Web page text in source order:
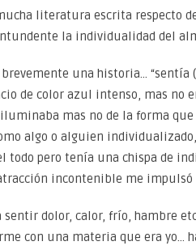
literatura escrita respecto
la individualidad del
una historia…
de color azul intenso, mas no
mas no de la forma que
algo o alguien
todo pero tenía una chispa de
incontenible me
sentir dolor, calor, frío, hambre
con una materia que era yo…